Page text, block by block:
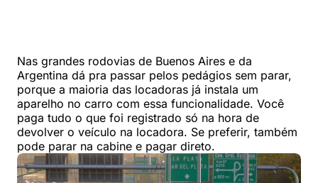
Nas grandes rodovias de Buenos Aires e da
Argentina dá pra passar pelos pedágios sem parar,
porque a maioria das locadoras já instala um
aparelho no carro com essa funcionalidade. Você
paga tudo o que foi registrado só na hora de
devolver o veículo na locadora. Se preferir, também
pode parar na cabine e pagar direto.